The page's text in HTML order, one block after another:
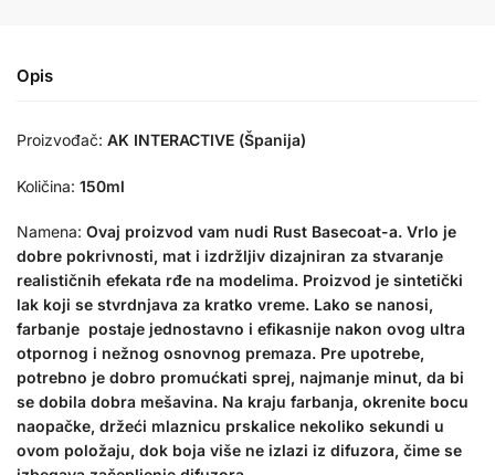
Opis
Proizvođač: AK INTERACTIVE (Španija)
Količina: 150ml
Namena: Ovaj proizvod vam nudi Rust Basecoat-a. Vrlo je
dobre pokrivnosti, mat i izdržljiv dizajniran za stvaranje
realističnih efekata rđe na modelima. Proizvod je sintetički
lak koji se stvrdnjava za kratko vreme. Lako se nanosi,
farbanje postaje jednostavno i efikasnije nakon ovog ultra
otpornog i nežnog osnovnog premaza. Pre upotrebe,
potrebno je dobro promućkati sprej, najmanje minut, da bi
se dobila dobra mešavina. Na kraju farbanja, okrenite bocu
naopačke, držeći mlaznicu prskalice nekoliko sekundi u
ovom položaju, dok boja više ne izlazi iz difuzora, čime se